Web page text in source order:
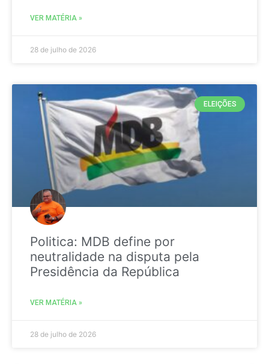
VER MATÉRIA »
28 de julho de 2026
ELEIÇÕES
Politica: MDB define por
neutralidade na disputa pela
Presidência da República
VER MATÉRIA »
28 de julho de 2026